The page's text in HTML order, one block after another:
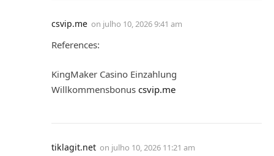
csvip.me on julho 10, 2026 9:41 am
References:
KingMaker Casino Einzahlung
Willkommensbonus csvip.me
tiklagit.net on julho 10, 2026 11:21 am